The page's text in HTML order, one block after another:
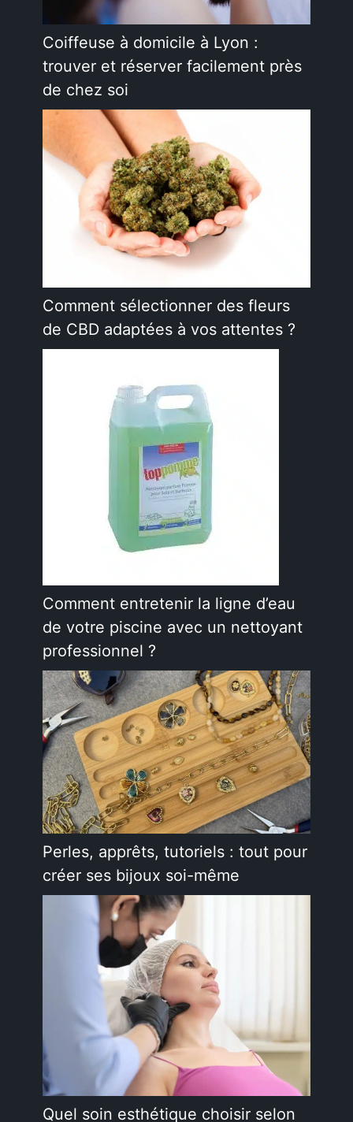
Coiffeuse à domicile à Lyon :
trouver et réserver facilement près
de chez soi
Comment sélectionner des fleurs
de CBD adaptées à vos attentes ?
Comment entretenir la ligne d’eau
de votre piscine avec un nettoyant
professionnel ?
Perles, apprêts, tutoriels : tout pour
créer ses bijoux soi-même
Quel soin esthétique choisir selon